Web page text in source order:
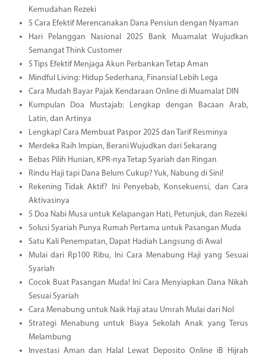
Kemudahan Rezeki
5 Cara Efektif Merencanakan Dana Pensiun dengan Nyaman
Hari Pelanggan Nasional 2025 Bank Muamalat Wujudkan
Semangat Think Customer
5 Tips Efektif Menjaga Akun Perbankan Tetap Aman
Mindful Living: Hidup Sederhana, Finansial Lebih Lega
Cara Mudah Bayar Pajak Kendaraan Online di Muamalat DIN
Kumpulan Doa Mustajab: Lengkap dengan Bacaan Arab,
Latin, dan Artinya
Lengkap! Cara Membuat Paspor 2025 dan Tarif Resminya
Merdeka Raih Impian, Berani Wujudkan dari Sekarang
Bebas Pilih Hunian, KPR-nya Tetap Syariah dan Ringan
Rindu Haji tapi Dana Belum Cukup? Yuk, Nabung di Sini!
Rekening Tidak Aktif? Ini Penyebab, Konsekuensi, dan Cara
Aktivasinya
5 Doa Nabi Musa untuk Kelapangan Hati, Petunjuk, dan Rezeki
Solusi Syariah Punya Rumah Pertama untuk Pasangan Muda
Satu Kali Penempatan, Dapat Hadiah Langsung di Awal
Mulai dari Rp100 Ribu, Ini Cara Menabung Haji yang Sesuai
Syariah
Cocok Buat Pasangan Muda! Ini Cara Menyiapkan Dana Nikah
Sesuai Syariah
Cara Menabung untuk Naik Haji atau Umrah Mulai dari Nol
Strategi Menabung untuk Biaya Sekolah Anak yang Terus
Melambung
Investasi Aman dan Halal Lewat Deposito Online iB Hijrah